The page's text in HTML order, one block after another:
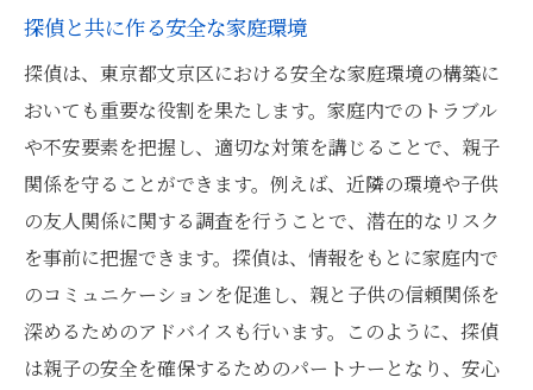
探偵と共に作る安全な家庭環境
探偵は、東京都文京区における安全な家庭環境の構築に
おいても重要な役割を果たします。家庭内でのトラブル
や不安要素を把握し、適切な対策を講じることで、親子
関係を守ることができます。例えば、近隣の環境や子供
の友人関係に関する調査を行うことで、潜在的なリスク
を事前に把握できます。探偵は、情報をもとに家庭内で
のコミュニケーションを促進し、親と子供の信頼関係を
深めるためのアドバイスも行います。このように、探偵
は親子の安全を確保するためのパートナーとなり、安心